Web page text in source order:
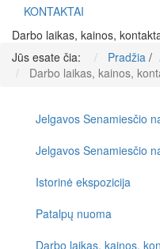
KONTAKTAI
Darbo laikas, kainos,
Jūs esate čia:
Pradžia /
Darbo laikas, kainos,
Jelgavos Senamiesčio
Jelgavos Senamiesčio
Istorinė ekspozicija
Patalpų nuoma
Darbo laikas, kainos,